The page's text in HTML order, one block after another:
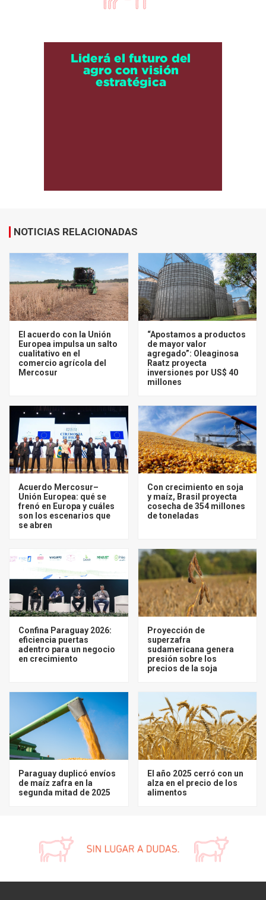
NOTICIAS RELACIONADAS
El acuerdo con la Unión
Europea impulsa un salto
cualitativo en el
comercio agrícola del
Mercosur
“Apostamos a productos
de mayor valor
agregado”: Oleaginosa
Raatz proyecta
inversiones por US$ 40
millones
Acuerdo Mercosur–
Unión Europea: qué se
frenó en Europa y cuáles
son los escenarios que
se abren
Con crecimiento en soja
y maíz, Brasil proyecta
cosecha de 354 millones
de toneladas
Confina Paraguay 2026:
eficiencia puertas
adentro para un negocio
en crecimiento
Proyección de
superzafra
sudamericana genera
presión sobre los
precios de la soja
Paraguay duplicó envíos
de maíz zafra en la
segunda mitad de 2025
El año 2025 cerró con un
alza en el precio de los
alimentos